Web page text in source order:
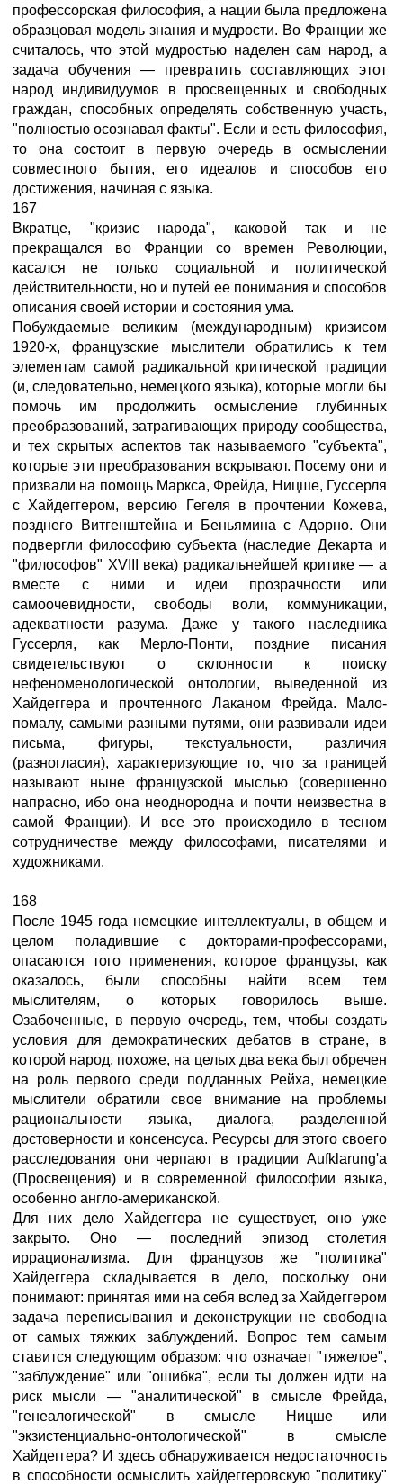
профессорская философия, а нации была предложена
образцовая модель знания и мудрости. Во Франции же
считалось, что этой мудростью наделен сам народ, а
задача обучения — превратить составляющих этот
народ индивидуумов в просвещенных и свободных
граждан, способных определять собственную участь,
"полностью осознавая факты". Если и есть философия,
то она состоит в первую очередь в осмыслении
совместного бытия, его идеалов и способов его
достижения, начиная с языка.
167
Вкратце, "кризис народа", каковой так и не
прекращался во Франции со времен Революции,
касался не только социальной и политической
действительности, но и путей ее понимания и способов
описания своей истории и состояния ума.
Побуждаемые великим (международным) кризисом
1920-х, французские мыслители обратились к тем
элементам самой радикальной критической традиции
(и, следовательно, немецкого языка), которые могли бы
помочь им продолжить осмысление глубинных
преобразований, затрагивающих природу сообщества,
и тех скрытых аспектов так называемого "субъекта",
которые эти преобразования вскрывают. Посему они и
призвали на помощь Маркса, Фрейда, Ницше, Гуссерля
с Хайдеггером, версию Гегеля в прочтении Кожева,
позднего Витгенштейна и Беньямина с Адорно. Они
подвергли философию субъекта (наследие Декарта и
"философов" XVIII века) радикальнейшей критике — а
вместе с ними и идеи прозрачности или
самоочевидности, свободы воли, коммуникации,
адекватности разума. Даже у такого наследника
Гуссерля, как Мерло-Понти, поздние писания
свидетельствуют о склонности к поиску
нефеноменологической онтологии, выведенной из
Хайдеггера и прочтенного Лаканом Фрейда. Мало-
помалу, самыми разными путями, они развивали идеи
письма, фигуры, текстуальности, различия
(разногласия), характеризующие то, что за границей
называют ныне французской мыслью (совершенно
напрасно, ибо она неоднородна и почти неизвестна в
самой Франции). И все это происходило в тесном
сотрудничестве между философами, писателями и
художниками.
168
После 1945 года немецкие интеллектуалы, в общем и
целом поладившие с докторами-профессорами,
опасаются того применения, которое французы, как
оказалось, были способны найти всем тем
мыслителям, о которых говорилось выше.
Озабоченные, в первую очередь, тем, чтобы создать
условия для демократических дебатов в стране, в
которой народ, похоже, на целых два века был обречен
на роль первого среди подданных Рейха, немецкие
мыслители обратили свое внимание на проблемы
рациональности языка, диалога, разделенной
достоверности и консенсуса. Ресурсы для этого своего
расследования они черпают в традиции Aufklarung'a
(Просвещения) и в современной философии языка,
особенно англо-американской.
Для них дело Хайдеггера не существует, оно уже
закрыто. Оно — последний эпизод столетия
иррационализма. Для французов же "политика"
Хайдеггера складывается в дело, поскольку они
понимают: принятая ими на себя вслед за Хайдеггером
задача переписывания и деконструкции не свободна
от самых тяжких заблуждений. Вопрос тем самым
ставится следующим образом: что означает "тяжелое",
"заблуждение" или "ошибка", если ты должен идти на
риск мысли — "аналитической" в смысле Фрейда,
"генеалогической" в смысле Ницше или
"экзистенциально-онтологической" в смысле
Хайдеггера? И здесь обнаруживается недостаточность
в способности осмыслить хайдеггеровскую "политику"